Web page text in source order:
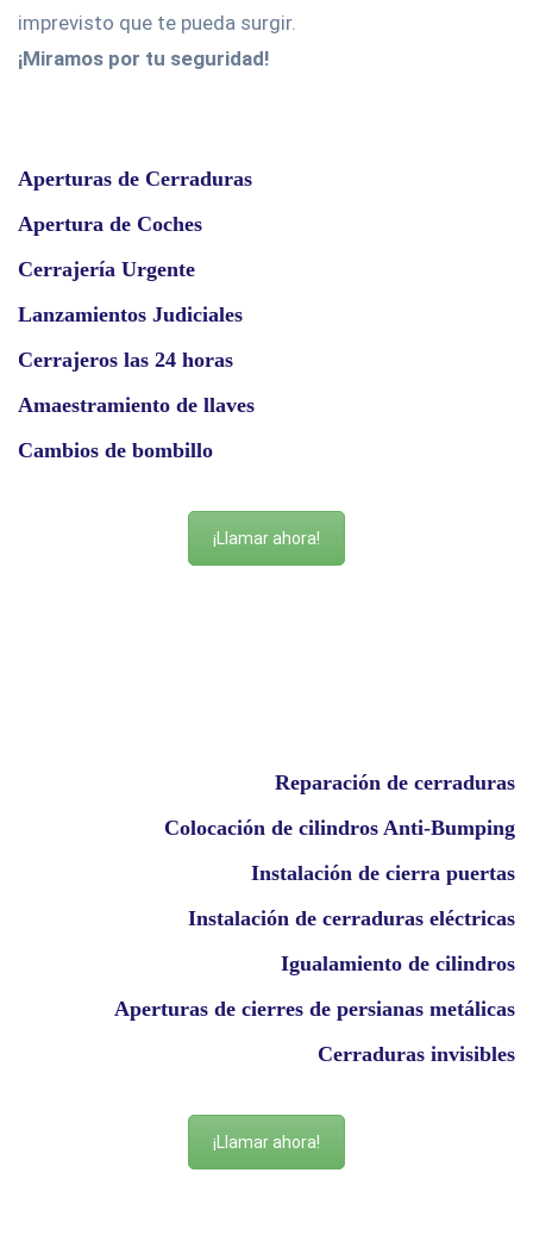
imprevisto que te pueda surgir.
¡Miramos por tu seguridad!
Aperturas de Cerraduras
Apertura de Coches
Cerrajería Urgente
Lanzamientos Judiciales
Cerrajeros las 24 horas
Amaestramiento de llaves
Cambios de bombillo
¡Llamar ahora!
Reparación de cerraduras
Colocación de cilindros Anti-Bumping
Instalación de cierra puertas
Instalación de cerraduras eléctricas
Igualamiento de cilindros
Aperturas de cierres de persianas metálicas
Cerraduras invisibles
¡Llamar ahora!